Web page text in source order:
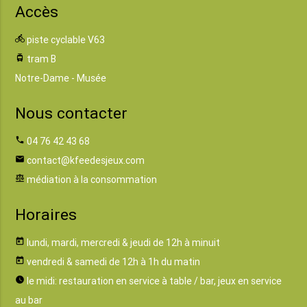
Accès
directions_bike piste cyclable V63
tram tram B
Notre-Dame - Musée
Nous contacter
phone 04 76 42 43 68
email contact@kfeedesjeux.com
balance médiation à la consommation
Horaires
today lundi, mardi, mercredi & jeudi de 12h à minuit
today vendredi & samedi de 12h à 1h du matin
watch_later le midi: restauration en service à table / bar, jeux en service
au bar